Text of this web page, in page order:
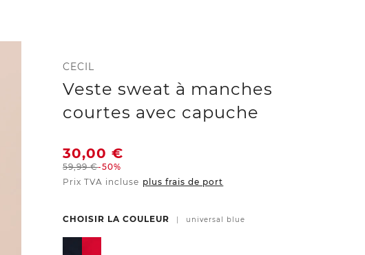
CECIL
Veste sweat à manches
courtes avec capuche
30,00€
59,99€-50%
Prix TVA incluse plus frais de port
CHOISIR LA COULEUR | universal blue